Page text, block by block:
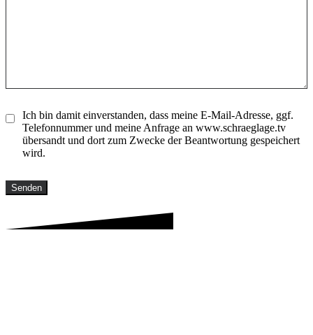
Ich bin damit einverstanden, dass meine E-Mail-Adresse, ggf.
Telefonnummer und meine Anfrage an www.schraeglage.tv
übersandt und dort zum Zwecke der Beantwortung gespeichert
wird.